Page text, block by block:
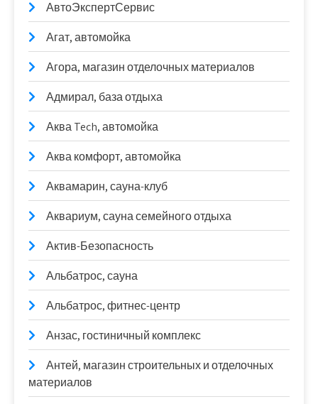
АвтоЭкспертСервис
Агат, автомойка
Агора, магазин отделочных материалов
Адмирал, база отдыха
Аква Tech, автомойка
Аква комфорт, автомойка
Аквамарин, сауна-клуб
Аквариум, сауна семейного отдыха
Актив-Безопасность
Альбатрос, сауна
Альбатрос, фитнес-центр
Анзас, гостиничный комплекс
Антей, магазин строительных и отделочных
материалов